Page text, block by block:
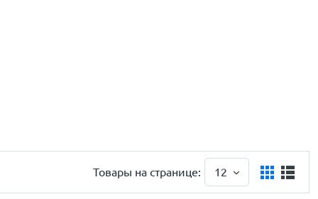
Товары на странице: 12